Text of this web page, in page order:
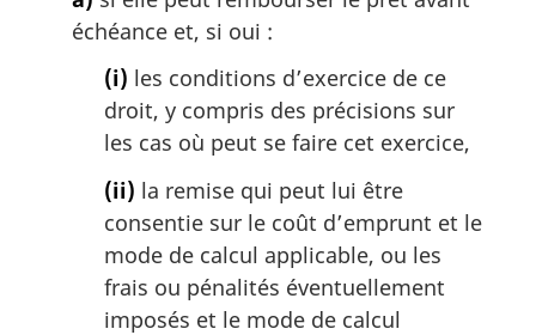
échéance et, si oui :
(i) les conditions d’exercice de ce
droit, y compris des précisions sur
les cas où peut se faire cet exercice,
(ii) la remise qui peut lui être
consentie sur le coût d’emprunt et le
mode de calcul applicable, ou les
frais ou pénalités éventuellement
imposés et le mode de calcul